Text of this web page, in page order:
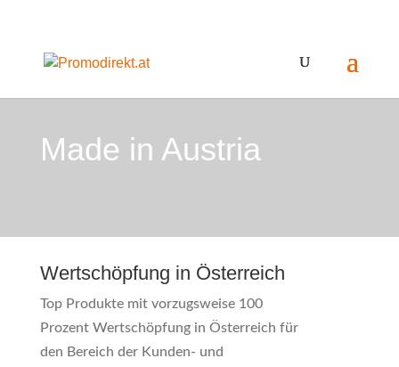
Made in Austria
Wertschöpfung in Österreich
Top Produkte mit vorzugsweise 100
Prozent Wertschöpfung in Österreich für
den Bereich der Kunden- und